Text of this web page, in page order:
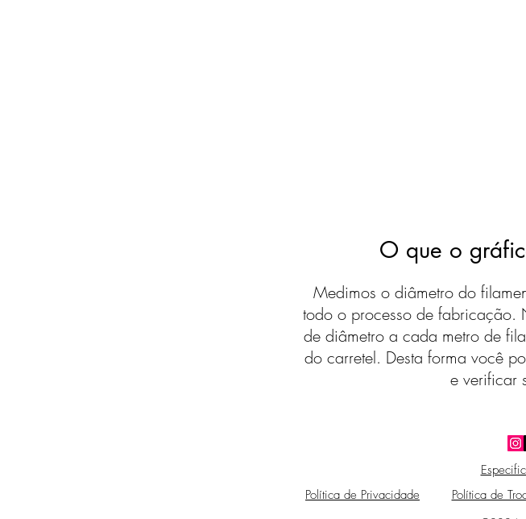
O que o
Medimos o diâmetro do
todo o processo de fabricação.
de diâmetro a cada metro de
do carretel. Desta forma você
e verificar
Política de Privacidade
Política de